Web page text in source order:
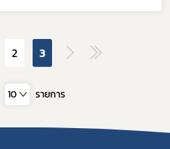
2 3
10 รายการ